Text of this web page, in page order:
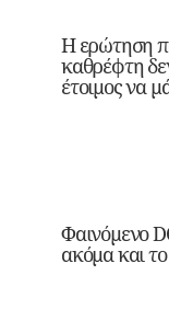
Η ερώτηση
καθρέφτη
έτοιμος να
Φαινόμενο
ακόμα και